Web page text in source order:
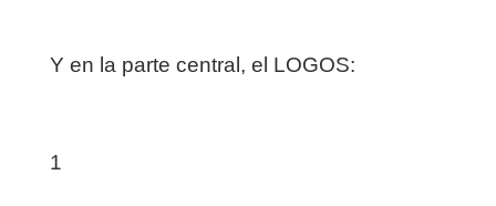
Y en la parte central, el LOGOS:
1